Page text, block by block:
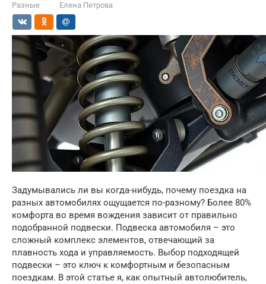
Разные
Елена Петрова
Задумывались ли вы когда-нибудь, почему поездка на
разных автомобилях ощущается по-разному? Более 80%
комфорта во время вождения зависит от правильно
подобранной подвески. Подвеска автомобиля – это
сложный комплекс элементов, отвечающий за
плавность хода и управляемость. Выбор подходящей
подвески – это ключ к комфортным и безопасным
поездкам. В этой статье я, как опытный автолюбитель,